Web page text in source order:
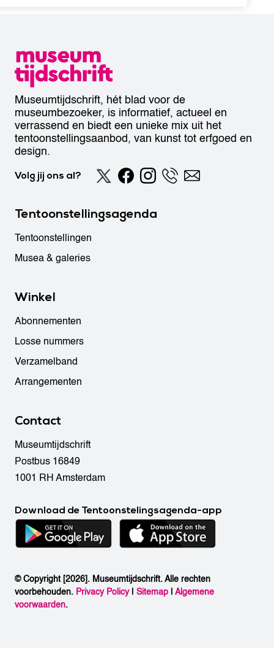
Museumtijdschrift, hét blad voor de
museumbezoeker, is informatief, actueel en
verrassend en biedt een unieke mix uit het
tentoonstellingsaanbod, van kunst tot erfgoed en
design.
Volg jij ons al?
Tentoonstellingsagenda
Tentoonstellingen
Musea & galeries
Winkel
Abonnementen
Losse nummers
Verzamelband
Arrangementen
Contact
Museumtijdschrift
Postbus 16849
1001 RH Amsterdam
Download de Tentoonstelingsagenda-app
© Copyright [2026]. Museumtijdschrift. Alle rechten
voorbehouden. Privacy Policy| Sitemap |Algemene
voorwaarden.